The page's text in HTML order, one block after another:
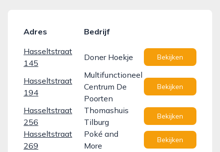
Adres
Bedrijf
Hasseltstraat
145
Doner Hoekje Bekijken
Hasseltstraat
194
Multifunctioneel
Centrum De
Poorten
Bekijken
Hasseltstraat
256
Thomashuis
Tilburg
Bekijken
Hasseltstraat
269
Poké and
More
Bekijken